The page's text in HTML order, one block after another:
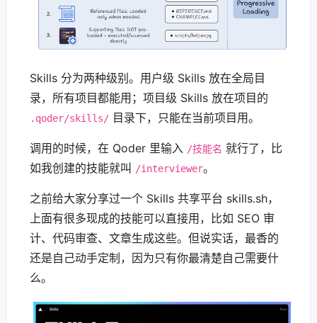
Skills 分为两种级别。用户级 Skills 放在全局目
录，所有项目都能用；项目级 Skills 放在项目的
.qoder/skills/ 目录下，只能在当前项目用。
调用的时候，在 Qoder 里输入 /技能名 就行了，比
如我创建的技能就叫 /interviewer。
之前给大家分享过一个 Skills 共享平台 skills.sh，
上面有很多现成的技能可以直接用，比如 SEO 审
计、代码审查、文章生成这些。但说实话，最香的
还是自己动手定制，因为只有你最清楚自己需要什
么。